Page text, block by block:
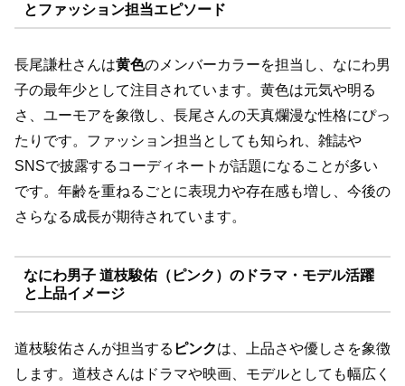
とファッション担当エピソード
長尾謙杜さんは黄色のメンバーカラーを担当し、なにわ男
子の最年少として注目されています。黄色は元気や明る
さ、ユーモアを象徴し、長尾さんの天真爛漫な性格にぴっ
たりです。ファッション担当としても知られ、雑誌や
SNSで披露するコーディネートが話題になることが多い
です。年齢を重ねるごとに表現力や存在感も増し、今後の
さらなる成長が期待されています。
なにわ男子 道枝駿佑（ピンク）のドラマ・モデル活躍
と上品イメージ
道枝駿佑さんが担当する ピンクは、上品さや優しさを象徴
します。道枝さんはドラマや映画、モデルとしても幅広く